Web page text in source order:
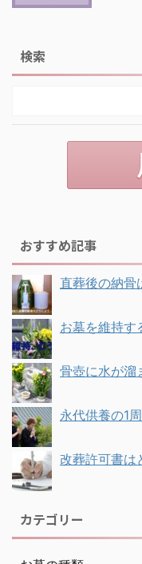
検索
おすすめ記事
直葬後の納骨
お墓を維持す
骨壺に水が溜
永代供養の1
改葬許可書は
カテゴリー